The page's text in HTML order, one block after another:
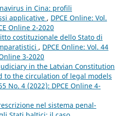
in Cina: profili
applicative , DPCE Online: Vol.
Online 2-2020
costituzionale dello Stato di
, DPCE Online: Vol. 44
3-2020
in the Latvian Constitution
to the circulation of legal models
No. 4 (2022): DPCE Online 4-
nel sistema penal-